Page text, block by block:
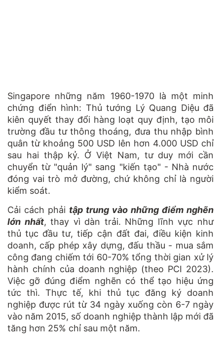
Singapore những năm 1960-1970 là một minh
chứng điển hình: Thủ tướng Lý Quang Diệu đã
kiên quyết thay đổi hàng loạt quy định, tạo môi
trường đầu tư thông thoáng, đưa thu nhập bình
quân từ khoảng 500 USD lên hơn 4.000 USD chỉ
sau hai thập kỷ. Ở Việt Nam, tư duy mới cần
chuyển từ "quản lý" sang "kiến tạo" - Nhà nước
đóng vai trò mở đường, chứ không chỉ là người
kiểm soát.
Cải cách phải tập trung vào những điểm nghẽn
lớn nhất, thay vì dàn trải. Những lĩnh vực như
thủ tục đầu tư, tiếp cận đất đai, điều kiện kinh
doanh, cấp phép xây dựng, đấu thầu - mua sắm
công đang chiếm tới 60-70% tổng thời gian xử lý
hành chính của doanh nghiệp (theo PCI 2023).
Việc gỡ đúng điểm nghẽn có thể tạo hiệu ứng
tức thì. Thực tế, khi thủ tục đăng ký doanh
nghiệp được rút từ 34 ngày xuống còn 6-7 ngày
vào năm 2015, số doanh nghiệp thành lập mới đã
tăng hơn 25% chỉ sau một năm.